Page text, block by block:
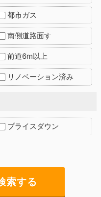
都市ガス
南側道路面す
前道6m以上
リノベーション済み
プライスダウン